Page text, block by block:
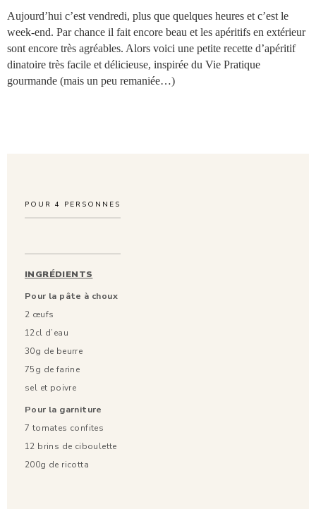
Aujourd’hui c’est vendredi, plus que quelques heures et c’est le
week-end. Par chance il fait encore beau et les apéritifs en extérieur
sont encore très agréables. Alors voici une petite recette d’apéritif
dinatoire très facile et délicieuse, inspirée du Vie Pratique
gourmande (mais un peu remaniée…)
POUR 4 PERSONNES
INGRÉDIENTS
Pour la pâte à choux
2 œufs
12cl d’eau
30g de beurre
75g de farine
sel et poivre
Pour la garniture
7 tomates confites
12 brins de ciboulette
200g de ricotta